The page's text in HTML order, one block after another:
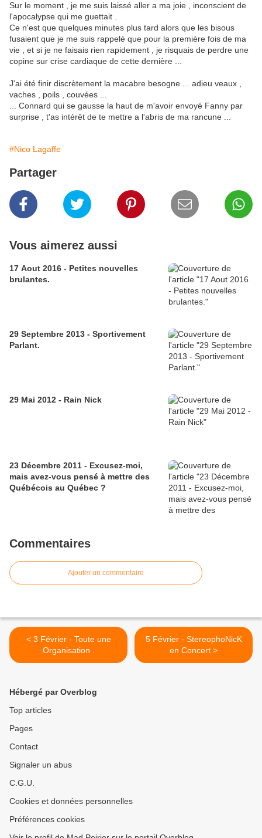
Sur le moment , je me suis laissé aller a ma joie , inconscient de
l'apocalypse qui me guettait .
Ce n'est que quelques minutes plus tard alors que les bisous
fusaient que je me suis rappelé que pour la première fois de ma
vie , et si je ne faisais rien rapidement , je risquais de perdre une
copine sur crise cardiaque de cette dernière ...
J'ai été finir discrètement la macabre besogne ... adieu veaux ,
vaches , poils , couvées ...
... Connard qui se gausse la haut de m'avoir envoyé Fanny par
surprise , t'as intérêt de te mettre a l'abris de ma rancune ...
#Nico Lagaffe
Partager
Vous aimerez aussi
17 Aout 2016 - Petites nouvelles
brulantes.
29 Septembre 2013 - Sportivement
Parlant.
29 Mai 2012 - Rain Nick
23 Décembre 2011 - Excusez-moi,
mais avez-vous pensé à mettre des
Québécois au Québec ?
Commentaires
Ajouter un commentaire
< 3 Février - Toute une
Organisation .
5 Février - StereophoNicK
en Concert >
Hébergé par Overblog
Top articles
Pages
Contact
Signaler un abus
C.G.U.
Cookies et données personnelles
Préférences cookies